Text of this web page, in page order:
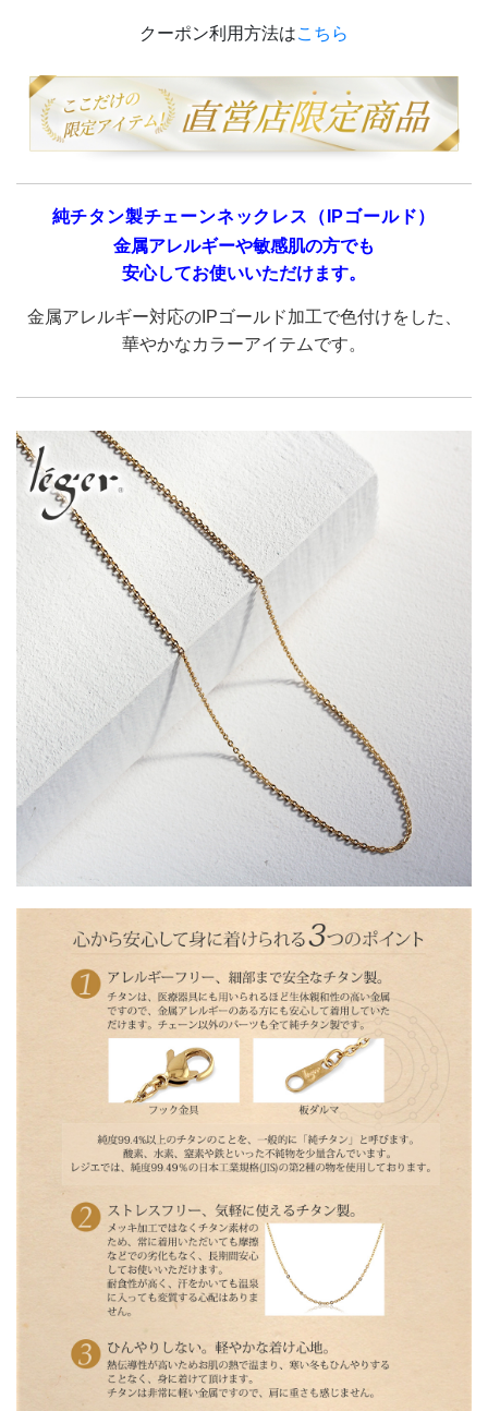
クーポン利用方法はこちら
純チタン製チェーンネックレス（IPゴールド）
金属アレルギーや敏感肌の方でも
安心してお使いいただけます。
金属アレルギー対応のIPゴールド加工で色付けをした、
華やかなカラーアイテムです。